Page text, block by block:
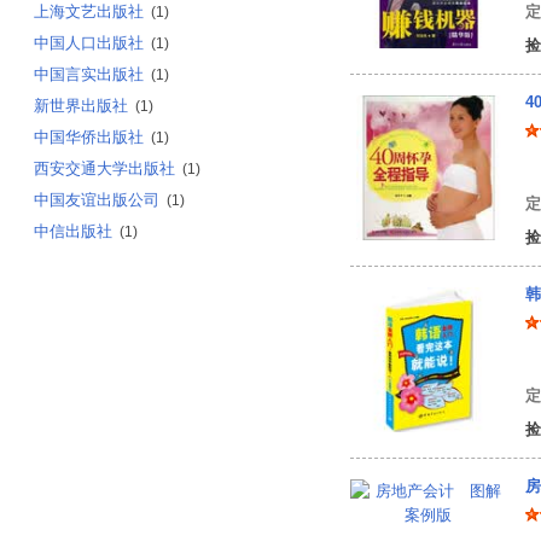
上海文艺出版社 (1)
中国人口出版社 (1)
中国言实出版社 (1)
新世界出版社 (1)
中国华侨出版社 (1)
西安交通大学出版社 (1)
中国友谊出版公司 (1)
中信出版社 (1)